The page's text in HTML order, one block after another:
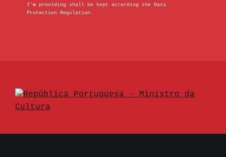
I’m providing shall be kept according the Data
Protection Regulation.